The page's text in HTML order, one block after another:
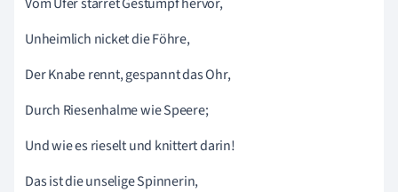
Unheimlich nicket die Föhre,
Der Knabe rennt, gespannt das Ohr,
Durch Riesenhalme wie Speere;
Und wie es rieselt und knittert darin!
Das ist die unselige Spinnerin,